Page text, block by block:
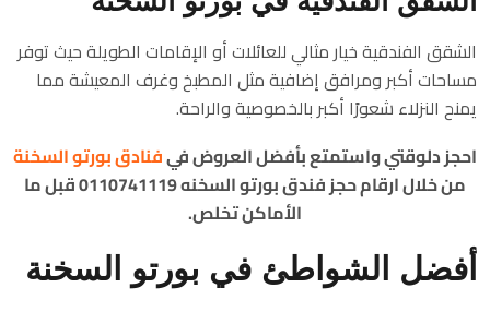
الشقق الفندقية خيار مثالي للعائلات أو الإقامات الطويلة حيث توفر
مساحات أكبر ومرافق إضافية مثل المطبخ وغرف المعيشة مما
يمنح النزلاء شعورًا أكبر بالخصوصية والراحة.
احجز دلوقتي واستمتع بأفضل العروض فيفنادق بورتو السخنة
من خلال ارقام حجز فندق بورتو السخنه 0110741119 قبل ما
الأماكن تخلص.
أفضل الشواطئ في بورتو السخنة